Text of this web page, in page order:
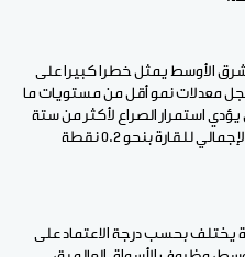
الأوسط يمثل خطرا كبيرا على
معدلات نمو أقل من مستويات ما
استمرار الصراع لأكثر من ستة
أشهر إلى انخفاض نمو الناتج المحلي الإجمالي للقارة بنحو 0.2 نقطة
يختلف بحسب درجة الاعتماد على